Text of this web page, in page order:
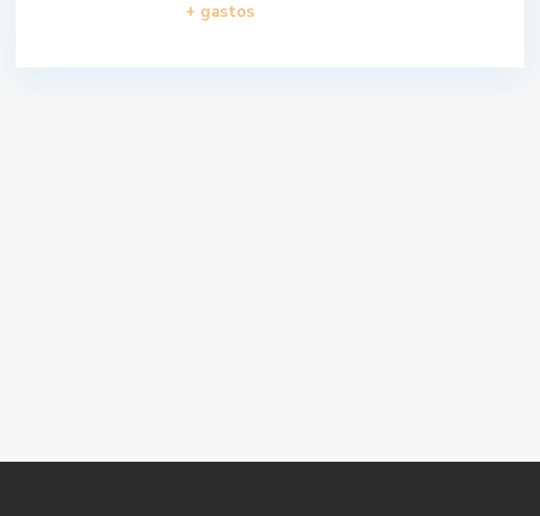
+ gastos